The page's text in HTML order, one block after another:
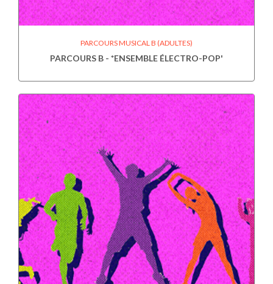
PARCOURS MUSICAL B (ADULTES)
PARCOURS B - *ENSEMBLE ÉLECTRO-POP'